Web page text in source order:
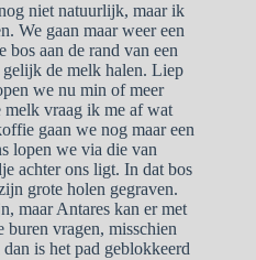
niet natuurlijk, maar ik
We gaan maar weer een
bos aan de rand van een
de melk halen. Liep
we nu min of meer
vraag ik me af wat
gaan we nog maar een
lopen we via die van
achter ons ligt. In dat bos
grote holen gegraven.
maar Antares kan er met
buren vragen, misschien
is het pad geblokkeerd